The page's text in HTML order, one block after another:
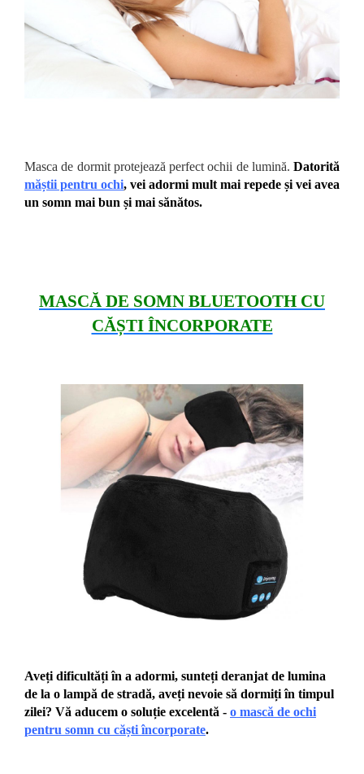
Masca de dormit protejează perfect ochii de lumină. Datorită
măștii pentru ochi, vei adormi mult mai repede și vei avea
un somn mai bun și mai sănătos.
MASCĂ DE SOMN BLUETOOTH CU
CĂȘTI ÎNCORPORATE
Aveți dificultățiîn a adormi, sunteți deranjat de lumina
de la o lampă de stradă, aveți nevoie să dormiți în timpul
zilei? Vă aducem o soluție excelentă - o mască de ochi
pentru somn cu căști încorporate.